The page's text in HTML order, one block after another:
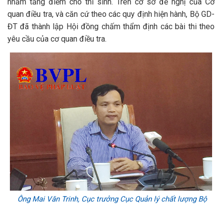
quan điều tra, và căn cứ theo các quy định hiện hành, Bộ GD-
ĐT đã thành lập Hội đồng chấm thẩm định các bài thi theo
yêu cầu của cơ quan điều tra.
Ông Mai Văn Trinh, Cục trưởng Cục Quản lý chất lượng Bộ